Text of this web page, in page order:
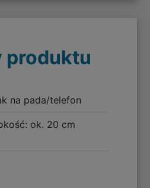
produktu
na pada/telefon
ok. 20 cm